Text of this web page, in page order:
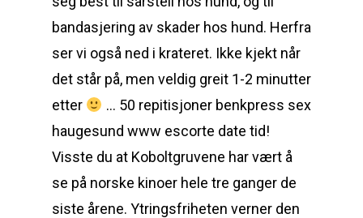
bandasjering av skader hos hund. Herfra
ser vi også ned i krateret. Ikke kjekt når
det står på, men veldig greit 1-2 minutter
etter
… 50 repitisjoner benkpress sex
haugesund www escorte date tid!
Visste du at Koboltgruvene har vært å
se på norske kinoer hele tre ganger de
siste årene. Ytringsfriheten verner den